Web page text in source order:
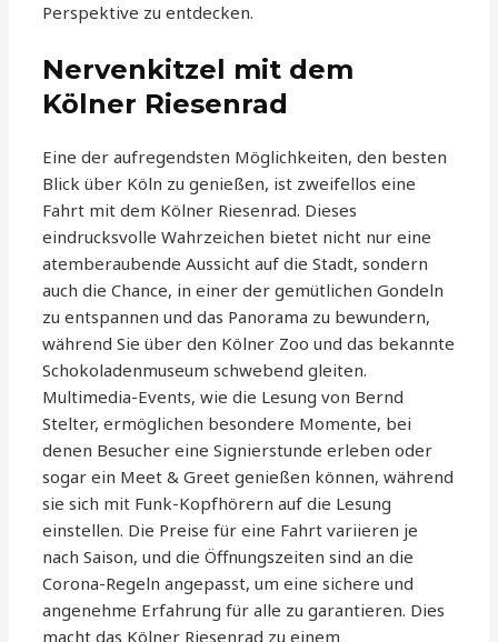
Perspektive zu entdecken.
Nervenkitzel mit dem
Kölner Riesenrad
Eine der aufregendsten Möglichkeiten, den besten
Blick über Köln zu genießen, ist zweifellos eine
Fahrt mit dem Kölner Riesenrad. Dieses
eindrucksvolle Wahrzeichen bietet nicht nur eine
atemberaubende Aussicht auf die Stadt, sondern
auch die Chance, in einer der gemütlichen Gondeln
zu entspannen und das Panorama zu bewundern,
während Sie über den Kölner Zoo und das bekannte
Schokoladenmuseum schwebend gleiten.
Multimedia-Events, wie die Lesung von Bernd
Stelter, ermöglichen besondere Momente, bei
denen Besucher eine Signierstunde erleben oder
sogar ein Meet & Greet genießen können, während
sie sich mit Funk-Kopfhörern auf die Lesung
einstellen. Die Preise für eine Fahrt variieren je
nach Saison, und die Öffnungszeiten sind an die
Corona-Regeln angepasst, um eine sichere und
angenehme Erfahrung für alle zu garantieren. Dies
macht das Kölner Riesenrad zu einem